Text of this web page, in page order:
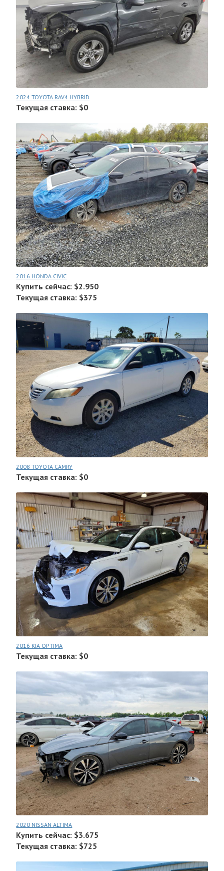
2024 TOYOTA RAV4 HYBRID
Текущая ставка: $0
2016 HONDA CIVIC
Купить сейчас: $2.950
Текущая ставка: $375
2008 TOYOTA CAMRY
Текущая ставка: $0
2016 KIA OPTIMA
Текущая ставка: $0
2020 NISSAN ALTIMA
Купить сейчас: $3.675
Текущая ставка: $725